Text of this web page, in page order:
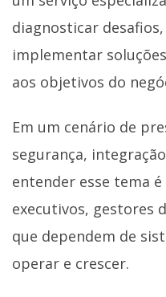
diagnosticar
implementar
aos objetivos do
Em um cenário de
segurança,
entender esse tema
executivos, gestores
que dependem de
operar e crescer.